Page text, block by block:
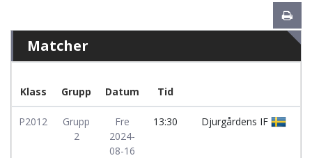
Matcher
Klass Grupp Datum Tid
P2012
Grupp
2
Fre
2024-
08-16
13:30 Djurgårdens IF